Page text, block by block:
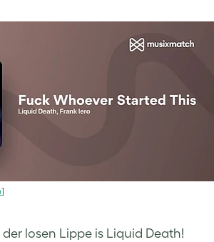
]
der losen Lippe is Liquid Death!